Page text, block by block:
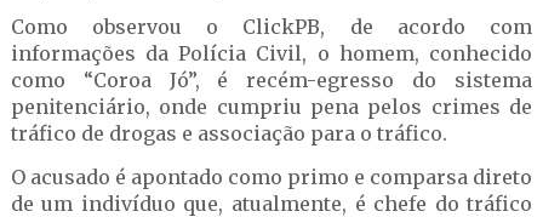
Como observou o ClickPB, de acordo com
informações da Polícia Civil, o homem, conhecido
como “Coroa Jó”, é recém-egresso do sistema
penitenciário, onde cumpriu pena pelos crimes de
tráfico de drogas e associação para o tráfico.
O acusado é apontado como primo e comparsa direto
de um indivíduo que, atualmente, é chefe do tráfico